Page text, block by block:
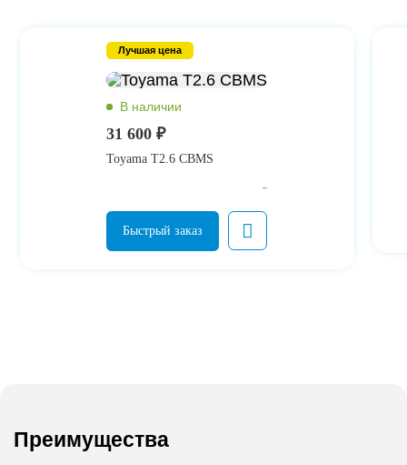
Лучшая цена
31 600 ₽
Toyama T2.6 CBMS
Преимущества